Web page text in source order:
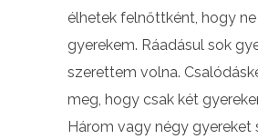
élhetek felnőttként, hogy
gyerekem. Ráadásul sok
szerettem volna.
meg, hogy csak két
Három vagy négy gyereket